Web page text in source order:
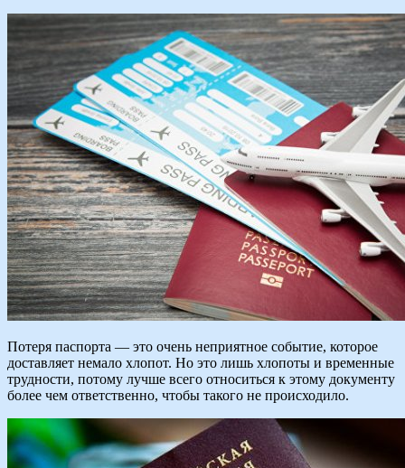
Потеря паспорта — это очень неприятное событие, которое
доставляет немало хлопот. Но это лишь хлопоты и временные
трудности, потому лучше всего относиться к этому документу
более чем ответственно, чтобы такого не происходило.